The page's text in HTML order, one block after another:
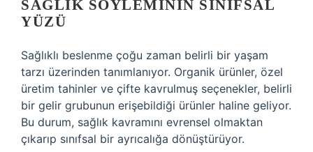
SAĞLIK SÖYLEMININ SINIFSAL
YÜZÜ
Sağlıklı beslenme çoğu zaman belirli bir yaşam
tarzı üzerinden tanımlanıyor. Organik ürünler, özel
üretim tahinler ve çifte kavrulmuş seçenekler, belirli
bir gelir grubunun erişebildiği ürünler haline geliyor.
Bu durum, sağlık kavramını evrensel olmaktan
çıkarıp sınıfsal bir ayrıcalığa dönüştürüyor.